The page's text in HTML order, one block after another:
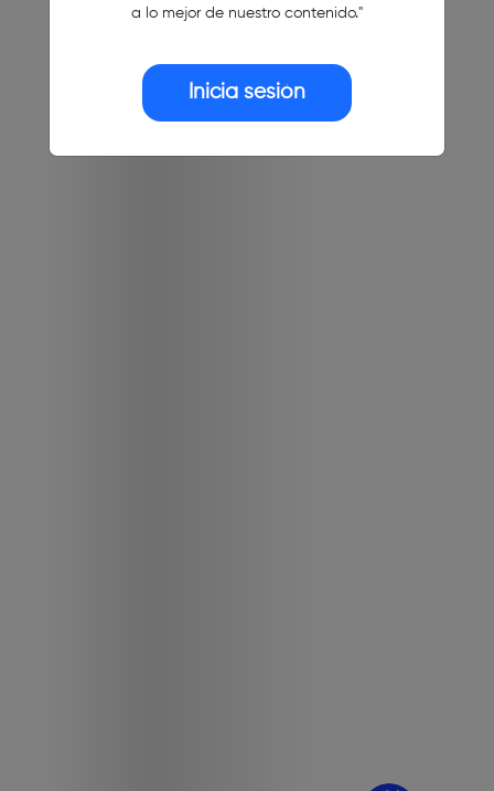
a lo mejor de nuestro contenido."
Inicia sesión